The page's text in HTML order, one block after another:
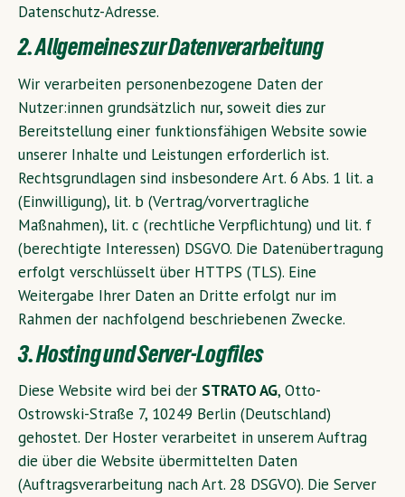
Datenschutz-Adresse.
2. Allgemeines zur Datenverarbeitung
Wir verarbeiten personenbezogene Daten der
Nutzer:innen grundsätzlich nur, soweit dies zur
Bereitstellung einer funktionsfähigen Website sowie
unserer Inhalte und Leistungen erforderlich ist.
Rechtsgrundlagen sind insbesondere Art. 6 Abs. 1 lit. a
(Einwilligung), lit. b (Vertrag/vorvertragliche
Maßnahmen), lit. c (rechtliche Verpflichtung) und lit. f
(berechtigte Interessen) DSGVO. Die Datenübertragung
erfolgt verschlüsselt über HTTPS (TLS). Eine
Weitergabe Ihrer Daten an Dritte erfolgt nur im
Rahmen der nachfolgend beschriebenen Zwecke.
3. Hosting und Server-Logfiles
Diese Website wird bei der STRATO AG, Otto-
Ostrowski-Straße 7, 10249 Berlin (Deutschland)
gehostet. Der Hoster verarbeitet in unserem Auftrag
die über die Website übermittelten Daten
(Auftragsverarbeitung nach Art. 28 DSGVO). Die Server